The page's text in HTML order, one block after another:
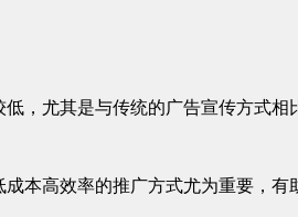
低，尤其是与传统的广告宣传方式相
本高效率的推广方式尤为重要，有